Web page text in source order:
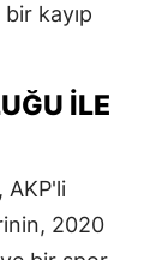
kayıp
ILE
AKP'li
2020